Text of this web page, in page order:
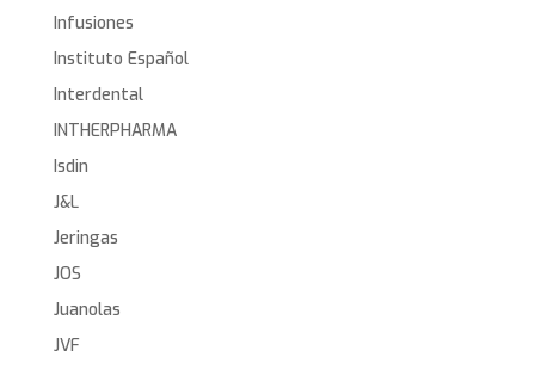
Infusiones
Instituto Español
Interdental
INTHERPHARMA
Isdin
J&L
Jeringas
JOS
Juanolas
JVF